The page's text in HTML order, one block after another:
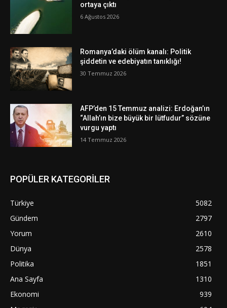
ortaya çıktı
6 Ağustos 2026
Romanya’daki ölüm kanalı: Politik
şiddetin ve edebiyatın tanıklığı!
30 Temmuz 2026
AFP’den 15 Temmuz analizi: Erdoğan’ın
“Allah’ın bize büyük bir lütfudur” sözüne
vurgu yaptı
14 Temmuz 2026
POPÜLER KATEGORİLER
Türkiye
5082
Gündem
2797
Yorum
2610
Dünya
2578
Politika
1851
Ana Sayfa
1310
Ekonomi
939